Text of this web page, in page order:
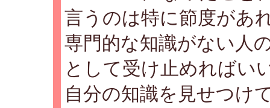
言うのは特に節度があ
専門的な知識がない人
として受け止めればい
自分の知識を見せつけ